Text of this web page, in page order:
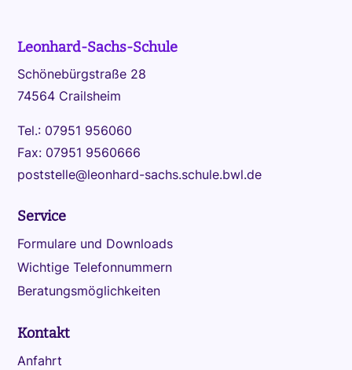
Leonhard-Sachs-Schule
Schönebürgstraße 28
74564 Crailsheim
Tel.: 07951 956060
Fax: 07951 9560666
poststelle@leonhard-sachs.schule.bwl.de
Service
Formulare und Downloads
Wichtige Telefonnummern
Beratungsmöglichkeiten
Kontakt
Anfahrt